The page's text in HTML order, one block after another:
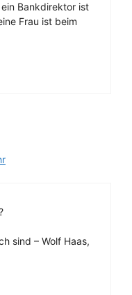
Bankdirektor ist
Frau ist beim
sind – Wolf Haas,